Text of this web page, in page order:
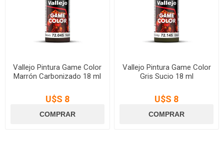
Vallejo Pintura Game Color
Marrón Carbonizado 18 ml
U$S 8
Vallejo Pintura Game Color
Gris Sucio 18 ml
U$S 8